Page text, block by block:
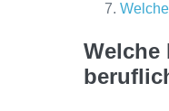
Welche